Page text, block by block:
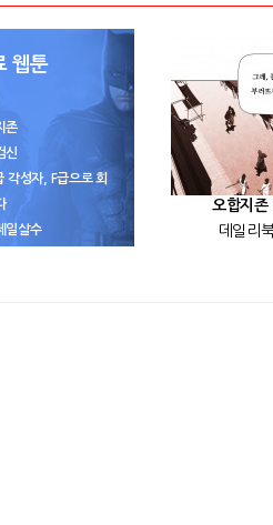
웹툰
존
신
각성자, F급으로 회
일살수
오합지존
데일리